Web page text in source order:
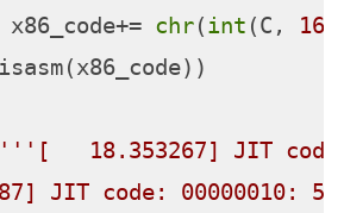
x86_code+=
chr(int (C, 16
'''[   18.353267] JIT code:
JIT code: 00000010: